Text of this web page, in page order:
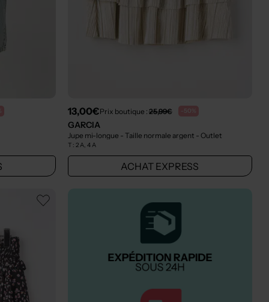
13,00€Prix boutique : 25,99€ -50%
GARCIA
Jupe mi-longue - Taille normale argent - Outlet
T : 2 A, 4 A
ACHAT EXPRESS